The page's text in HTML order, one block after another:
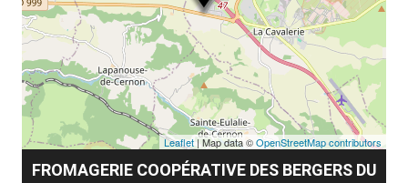
FROMAGERIE COOPÉRATIVE DES BERGERS DU
Leaflet | Map data ©OpenStreetMap contributors